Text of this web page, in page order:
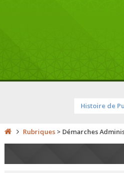
Histoire de
Rubriques> Démarches